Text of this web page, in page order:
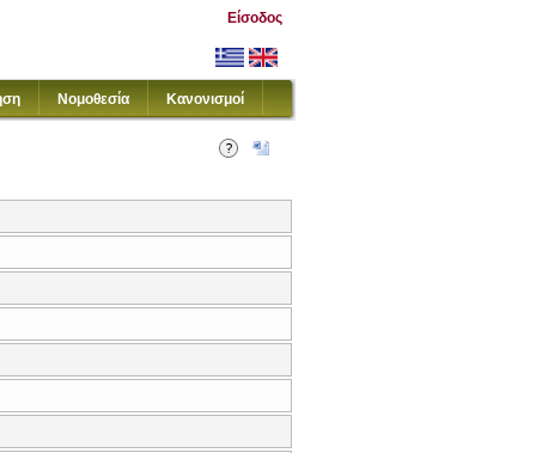
Είσοδος
Νομοθεσία Κανονισμοί